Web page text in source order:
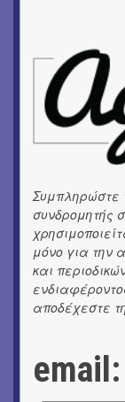
16o Samos
OUTDΟORS
ANILIO PARK
Το 6ο
ΚΙΝ/ΦΟΣ
Αγορά Κυψέλης
ΘΕΑΤΡΟ / ΧΟΡΟΣ
«ΑΗ ΛΑΟΣ» | Ένα
ΕΙΚΑΣΤΙΚΑ
Ομαδική
Συμπληρώστε
συνδρομητής
μόνο για την
και
αποδέχεστε
email: